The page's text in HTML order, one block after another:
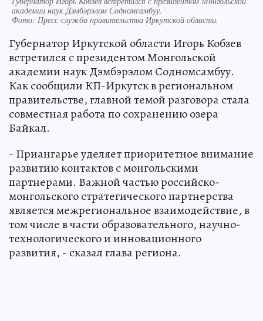
академии наук Дэмбэрэлом Содномсамбуу.
Фото: Пресс-служба правительства Иркутской области.
Губернатор Иркутской области Игорь Кобзев
встретился с президентом Монгольской
академии наук Дэмбэрэлом Содномсамбуу.
Как сообщили КП-Иркутск в региональном
правительстве, главной темой разговора стала
совместная работа по сохранению озера
Байкал.
- Приангарье уделяет приоритетное внимание
развитию контактов с монгольскими
партнерами. Важной частью российско-
монгольского стратегического партнерства
является межрегиональное взаимодействие, в
том числе в части образовательного, научно-
технологического и инновационного
развития, - сказал глава региона.